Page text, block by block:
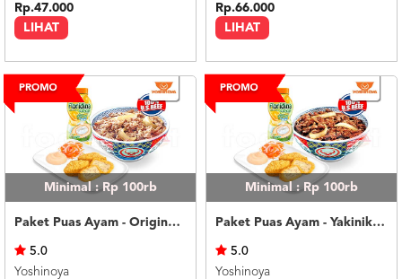
LIHAT
Rp.47.000
LIHAT
Rp.66.000
Minimal : Rp 100rb
Paket Puas Ayam - Original Beef Paket Puas (R)
5.0
Yoshinoya
Minimal : Rp 100rb
Paket Puas Ayam - Yakiniku Beef Paket Puas (R)
5.0
Yoshinoya